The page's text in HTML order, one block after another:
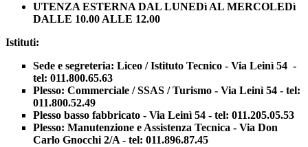
UTENZA ESTERNA DAL LUNEDì AL MERCOLEDì
DALLE 10.00 ALLE 12.00
Istituti:
Sede e segreteria: Liceo / Istituto Tecnico - Via Leinì 54 -
tel: 011.800.65.63
Plesso: Commerciale / SSAS / Turismo - Via Leinì 54 - tel:
011.800.52.49
Plesso basso fabbricato - Via Leinì 54 - tel: 011.205.05.53
Plesso: Manutenzione e Assistenza Tecnica - Via Don
Carlo Gnocchi 2/A - tel: 011.896.87.45